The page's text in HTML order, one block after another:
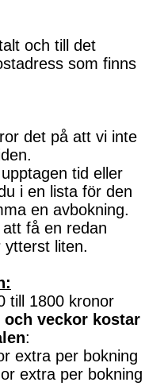
och till det
som finns
det på att vi inte
tid eller
i en lista för den
en avbokning.
få en redan
ytterst liten.
till 1800 kronor
och veckor kostar
:
extra per bokning
extra per bokning